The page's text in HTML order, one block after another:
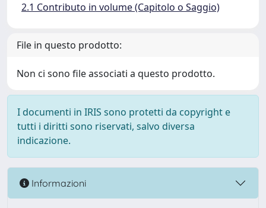
2.1 Contributo in volume (Capitolo o Saggio)
File in questo prodotto:
Non ci sono file associati a questo prodotto.
I documenti in IRIS sono protetti da copyright e
tutti i diritti sono riservati, salvo diversa
indicazione.
Informazioni